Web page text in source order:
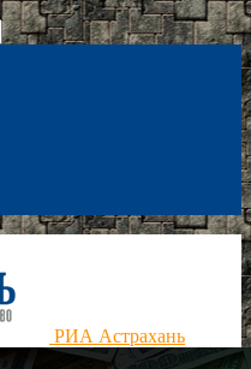
РИА Астрахань